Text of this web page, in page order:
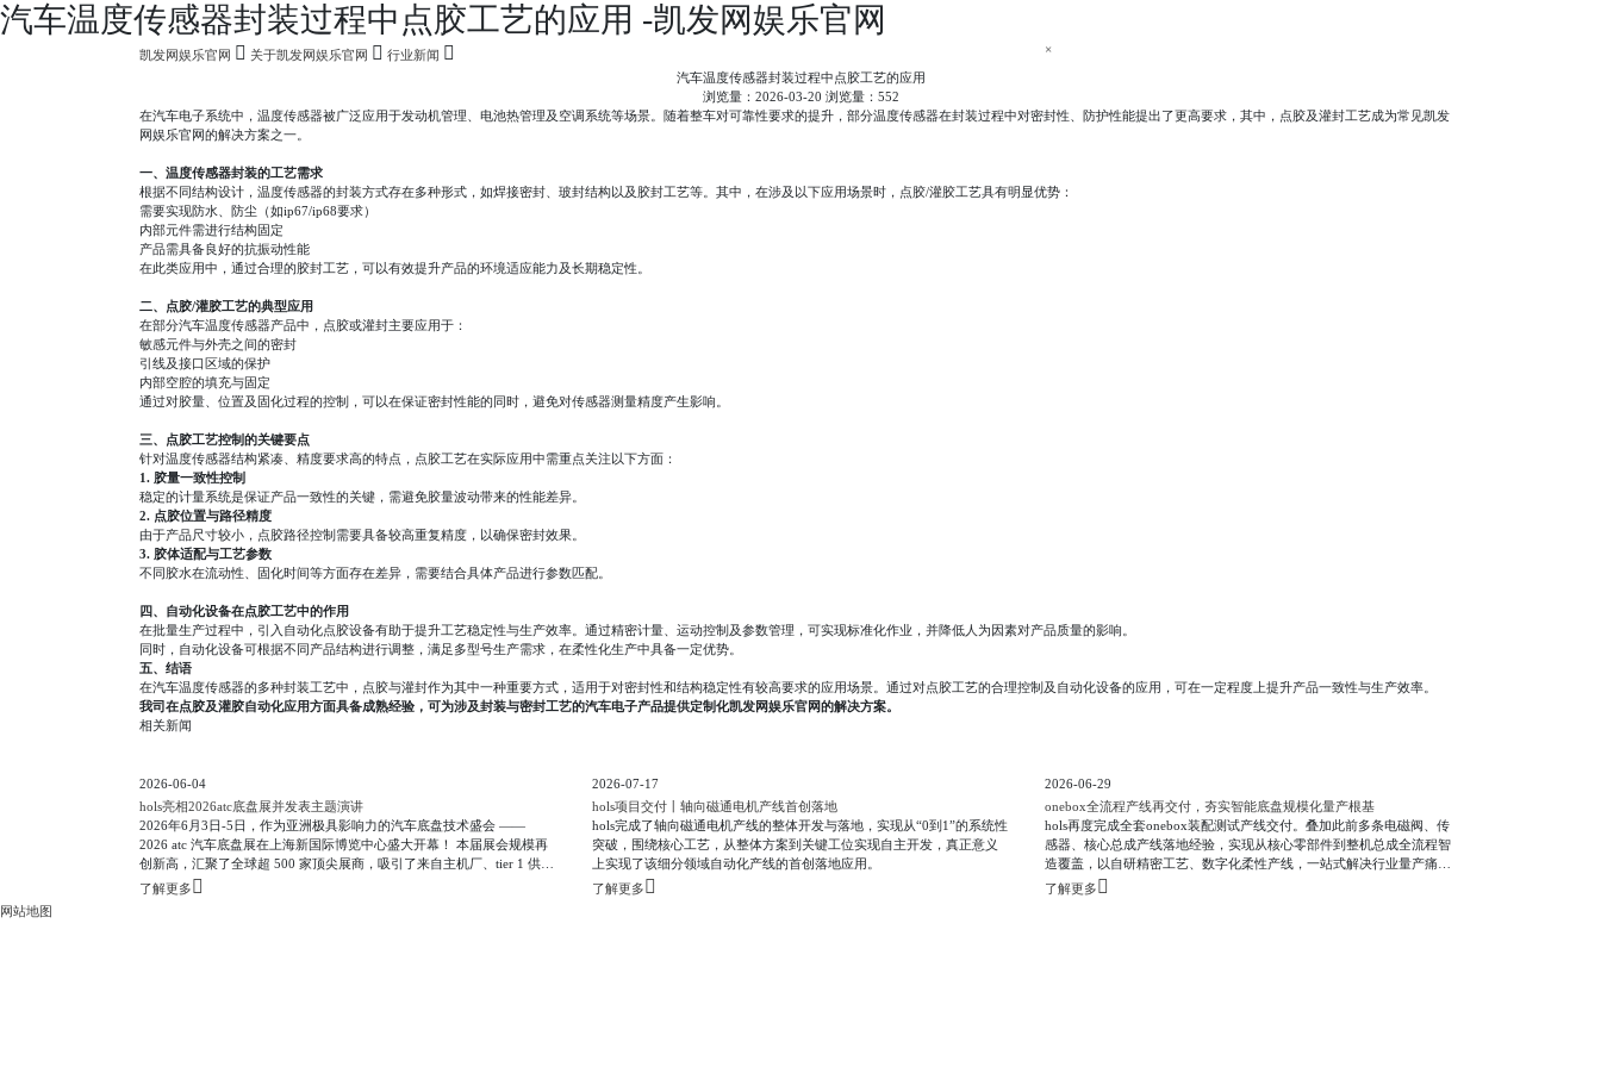
汽车温度传感器封装过程中点胶工艺的应用 -凯发网娱乐官网
凯发网娱乐官网 关于凯发网娱乐官网 行业新闻
×
汽车温度传感器封装过程中点胶工艺的应用
浏览量：2026-03-20 浏览量：552
在汽车电子系统中，温度传感器被广泛应用于发动机管理、电池热管理及空调系统等场景。随着整车对可靠性要求的提升，部分温度传感器在封装过程中对密封性、防护性能提出了更高要求，其中，点胶及灌封工艺成为常见凯发
网娱乐官网的解决方案之一。
一、温度传感器封装的工艺需求
根据不同结构设计，温度传感器的封装方式存在多种形式，如焊接密封、玻封结构以及胶封工艺等。其中，在涉及以下应用场景时，点胶/灌胶工艺具有明显优势：
需要实现防水、防尘（如ip67/ip68要求）
内部元件需进行结构固定
产品需具备良好的抗振动性能
在此类应用中，通过合理的胶封工艺，可以有效提升产品的环境适应能力及长期稳定性。
二、点胶/灌胶工艺的典型应用
在部分汽车温度传感器产品中，点胶或灌封主要应用于：
敏感元件与外壳之间的密封
引线及接口区域的保护
内部空腔的填充与固定
通过对胶量、位置及固化过程的控制，可以在保证密封性能的同时，避免对传感器测量精度产生影响。
三、点胶工艺控制的关键要点
针对温度传感器结构紧凑、精度要求高的特点，点胶工艺在实际应用中需重点关注以下方面：
1. 胶量一致性控制
稳定的计量系统是保证产品一致性的关键，需避免胶量波动带来的性能差异。
2. 点胶位置与路径精度
由于产品尺寸较小，点胶路径控制需要具备较高重复精度，以确保密封效果。
3. 胶体适配与工艺参数
不同胶水在流动性、固化时间等方面存在差异，需要结合具体产品进行参数匹配。
四、自动化设备在点胶工艺中的作用
在批量生产过程中，引入自动化点胶设备有助于提升工艺稳定性与生产效率。通过精密计量、运动控制及参数管理，可实现标准化作业，并降低人为因素对产品质量的影响。
同时，自动化设备可根据不同产品结构进行调整，满足多型号生产需求，在柔性化生产中具备一定优势。
五、结语
在汽车温度传感器的多种封装工艺中，点胶与灌封作为其中一种重要方式，适用于对密封性和结构稳定性有较高要求的应用场景。通过对点胶工艺的合理控制及自动化设备的应用，可在一定程度上提升产品一致性与生产效率。
我司在点胶及灌胶自动化应用方面具备成熟经验，可为涉及封装与密封工艺的汽车电子产品提供定制化凯发网娱乐官网的解决方案。
相关新闻
2026-06-04
hols亮相2026atc底盘展并发表主题演讲
2026年6月3日-5日，作为亚洲极具影响力的汽车底盘技术盛会 ——
2026 atc 汽车底盘展在上海新国际博览中心盛大开幕！ 本届展会规模再
创新高，汇聚了全球超 500 家顶尖展商，吸引了来自主机厂、tier 1 供应
商等逾 20,000 名专业观众齐聚现场。展会创新采用“展览与会议”并行的
了解更多
2026-07-17
hols项目交付丨轴向磁通电机产线首创落地
hols完成了轴向磁通电机产线的整体开发与落地，实现从“0到1”的系统性
突破，围绕核心工艺，从整体方案到关键工位实现自主开发，真正意义
上实现了该细分领域自动化产线的首创落地应用。
了解更多
2026-06-29
onebox全流程产线再交付，夯实智能底盘规模化量产根基
hols再度完成全套onebox装配测试产线交付。叠加此前多条电磁阀、传
感器、核心总成产线落地经验，实现从核心零部件到整机总成全流程智
造覆盖，以自研精密工艺、数字化柔性产线，一站式解决行业量产痛
点，打通线控制动批量生产全闭环。
了解更多
网站地图